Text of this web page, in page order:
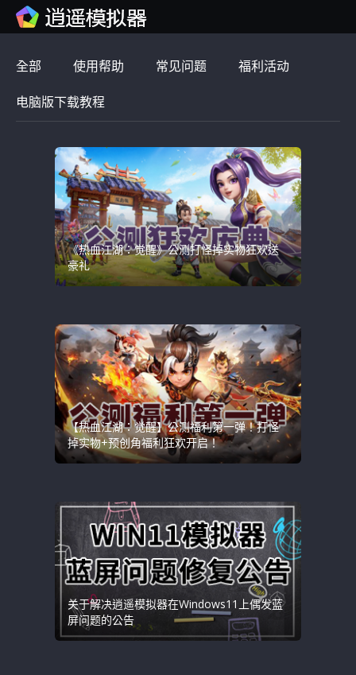
全部 使用帮助 常见问题 福利活动
电脑版下载教程
《热血江湖：觉醒》公测打怪掉实物狂欢送
豪礼
【热血江湖：觉醒】公测福利第一弹！打怪
掉实物+预创角福利狂欢开启！
关于解决逍遥模拟器在Windows11上偶发蓝
屏问题的公告